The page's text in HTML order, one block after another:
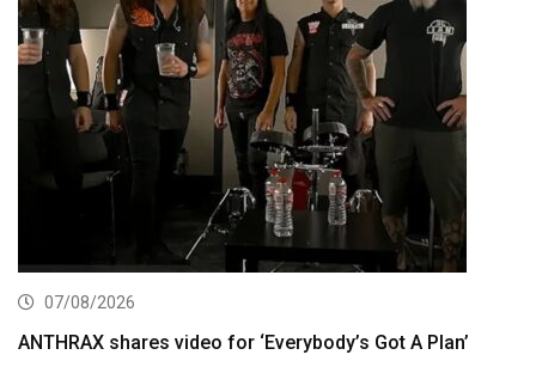
07/08/2026
ANTHRAX shares video for ‘Everybody’s Got A Plan’